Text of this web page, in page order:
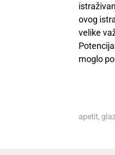
ovog
velike
moglo
apetit,